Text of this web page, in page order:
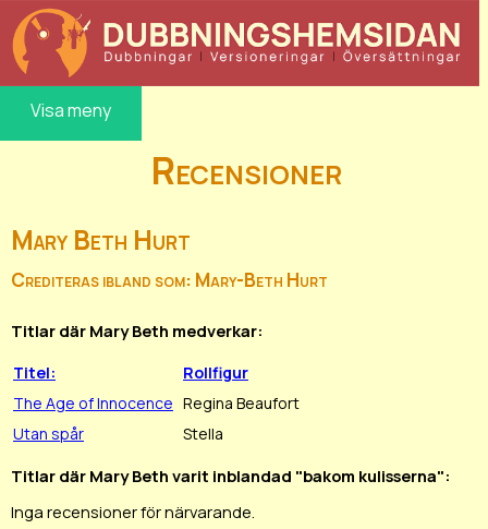
Visa meny
Recensioner
Mary Beth Hurt
Crediteras ibland som: Mary-Beth Hurt
Titlar där Mary Beth medverkar:
Titel:
Rollfigur
The Age of Innocence Regina Beaufort
Utan spår
Stella
Titlar där Mary Beth varit inblandad "bakom kulisserna":
Inga recensioner för närvarande.